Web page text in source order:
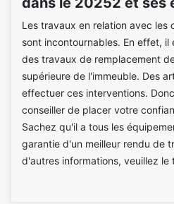
Les travaux en relation avec les
sont incontournables. En effet, il
des travaux de remplacement
supérieure de l'immeuble. Des
effectuer ces interventions.
conseiller de placer votre
Sachez qu'il a tous les
garantie d'un meilleur rendu de
d'autres informations, veuillez